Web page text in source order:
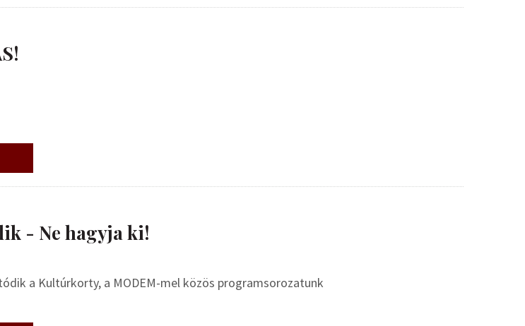
- Ne hagyja ki!
a Kultúrkorty, a MODEM-mel közös programsorozatunk